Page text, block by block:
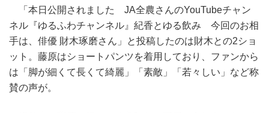
「本日公開されました JA全農さんのYouTubeチャン
ネル『ゆるふわチャンネル』紀香とゆる飲み 今回のお相
手は、俳優 財木琢磨さん」と投稿したのは財木との2ショ
ット。藤原はショートパンツを着用しており、ファンから
は「脚が細くて長くて綺麗」「素敵」「若々しい」など称
賛の声が。